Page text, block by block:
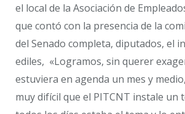
el local de la Asociación de
que contó con la presencia de la
del Senado completa, diputados, el
ediles, «Logramos, sin querer
estuviera en agenda un mes y
muy difícil que el PITCNT instale un